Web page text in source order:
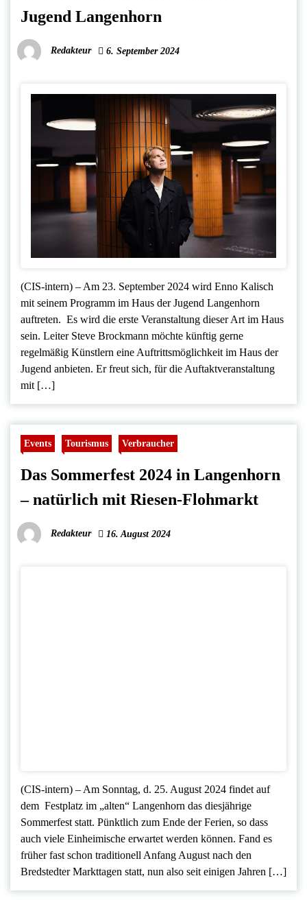
Jugend Langenhorn
Redakteur 6. September 2024
(CIS-intern) – Am 23. September 2024 wird Enno Kalisch
mit seinem Programm im Haus der Jugend Langenhorn
auftreten. Es wird die erste Veranstaltung dieser Art im Haus
sein. Leiter Steve Brockmann möchte künftig gerne
regelmäßig Künstlern eine Auftrittsmöglichkeit im Haus der
Jugend anbieten. Er freut sich, für die Auftaktveranstaltung
mit […]
Events Tourismus Verbraucher
Das Sommerfest 2024 in Langenhorn
– natürlich mit Riesen-Flohmarkt
Redakteur 16. August 2024
(CIS-intern) – Am Sonntag, d. 25. August 2024 findet auf
dem Festplatz im „alten“ Langenhorn das diesjährige
Sommerfest statt. Pünktlich zum Ende der Ferien, so dass
auch viele Einheimische erwartet werden können. Fand es
früher fast schon traditionell Anfang August nach den
Bredstedter Markttagen statt, nun also seit einigen Jahren […]